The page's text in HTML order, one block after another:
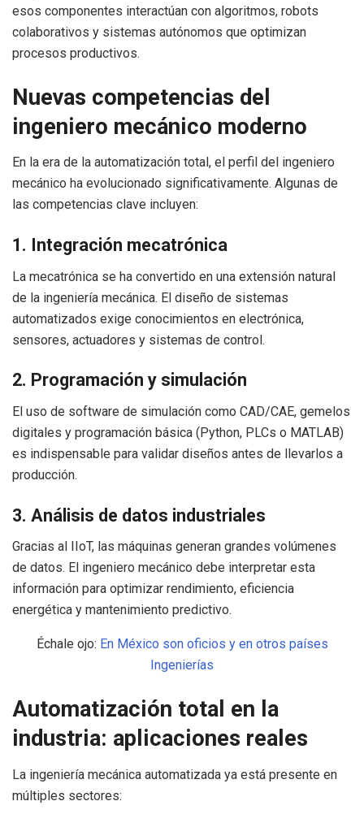
esos componentes interactúan con algoritmos, robots
colaborativos y sistemas autónomos que optimizan
procesos productivos.
Nuevas competencias del
ingeniero mecánico moderno
En la era de la automatización total, el perfil del ingeniero
mecánico ha evolucionado significativamente. Algunas de
las competencias clave incluyen:
1. Integración mecatrónica
La mecatrónica se ha convertido en una extensión natural
de la ingeniería mecánica. El diseño de sistemas
automatizados exige conocimientos en electrónica,
sensores, actuadores y sistemas de control.
2. Programación y simulación
El uso de software de simulación como CAD/CAE, gemelos
digitales y programación básica (Python, PLCs o MATLAB)
es indispensable para validar diseños antes de llevarlos a
producción.
3. Análisis de datos industriales
Gracias al IIoT, las máquinas generan grandes volúmenes
de datos. El ingeniero mecánico debe interpretar esta
información para optimizar rendimiento, eficiencia
energética y mantenimiento predictivo.
Échale ojo: En México son oficios y en otros países
Ingenierías
Automatización total en la
industria: aplicaciones reales
La ingeniería mecánica automatizada ya está presente en
múltiples sectores: